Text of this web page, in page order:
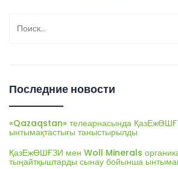
Последние новости
«Qazaqstan» телеарнасында
ынтымақтастығы таныстырылды
ҚазЕжӨШҒЗИ мен Woll Minerals
тыңайтқыштарды сынау бойынша